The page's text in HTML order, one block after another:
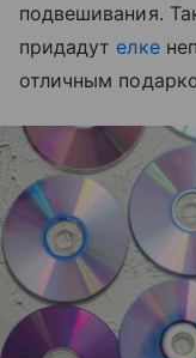
подвешивания.
придадут елке
отличным